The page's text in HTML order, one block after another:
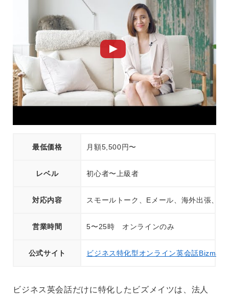
最低価格 月額5,500円〜
レベル 初心者〜上級者
対応内容 スモールトーク、Eメール、海外出張、
営業時間 5〜25時 オンラインのみ
公式サイト ビジネス特化型オンライン英会話
ビジネス英会話だけに特化したビズメイツは、法人